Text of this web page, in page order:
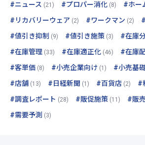
#ニュース (21) #プロパー消化 (8) #ホー
#リカバリーウェア (2) #ワークマン (2)
#値引き抑制 (9) #値引き施策 (3) #在庫
#在庫管理 (33) #在庫適正化 (46) #在庫
#客単価 (8) #小売企業向け (1) #小売基
#店舗 (13) #日経新聞 (1) #百貨店 (2) #
#調査レポート (28) #販促施策 (11) #販
#需要予測 (3)